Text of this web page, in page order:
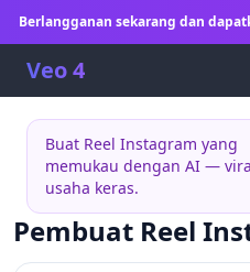
Berlangganan sekarang dan
Veo 4
Buat Reel Instagram yang
memukau dengan AI —
usaha keras.
Pembuat Reel